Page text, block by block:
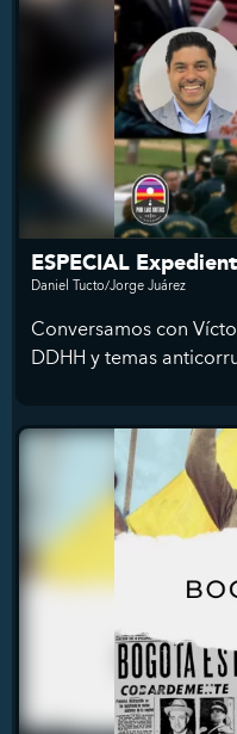
ESPECIAL
Daniel Tucto/Jorge Juárez
Conversamos con
DDHH y temas